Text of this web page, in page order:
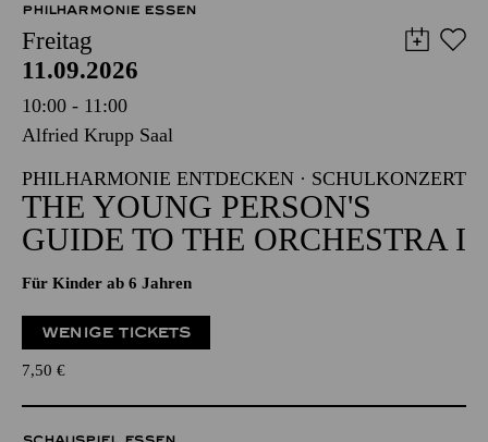
PHILHARMONIE ESSEN
Freitag
11.09.2026
10:00 - 11:00
Alfried Krupp Saal
PHILHARMONIE ENTDECKEN · SCHULKONZERT
THE YOUNG PERSON'S
GUIDE TO THE ORCHESTRA I
Für Kinder ab 6 Jahren
WENIGE TICKETS
7,50 €